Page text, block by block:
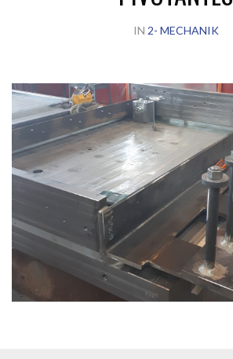
IN 2- MECHANIK